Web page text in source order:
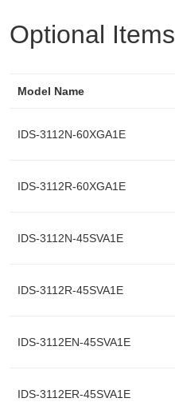
Optional Items
Model Name
IDS-3112N-60XGA1E
IDS-3112R-60XGA1E
IDS-3112N-45SVA1E
IDS-3112R-45SVA1E
IDS-3112EN-45SVA1E
IDS-3112ER-45SVA1E